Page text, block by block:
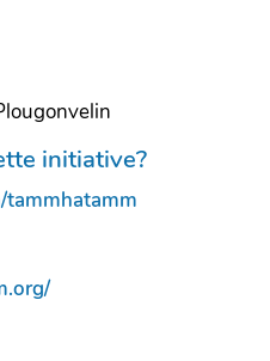
initiative?
tammhatamm